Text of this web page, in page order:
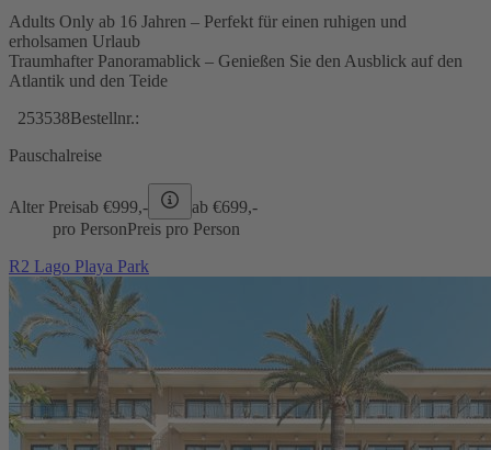
Adults Only ab 16 Jahren – Perfekt für einen ruhigen und
erholsamen Urlaub
Traumhafter Panoramablick – Genießen Sie den Ausblick auf den
Atlantik und den Teide
253538Bestellnr.:
Pauschalreise
Alter Preisab €999,- ab €699,-
pro PersonPreis pro Person
R2 Lago Playa Park